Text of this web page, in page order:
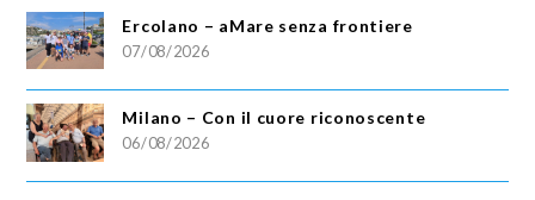
Ercolano – aMare senza frontiere
07/08/2026
Milano – Con il cuore riconoscente
06/08/2026